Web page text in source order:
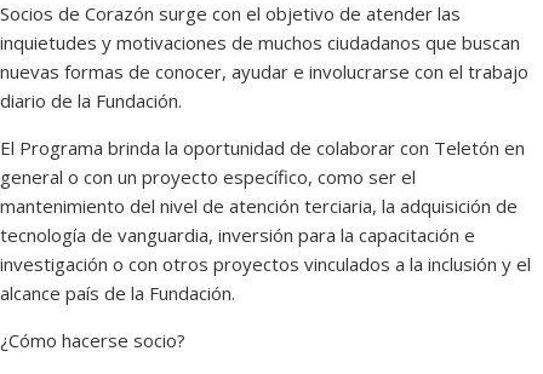
Socios de Corazón surge con el objetivo de atender las
inquietudes y motivaciones de muchos ciudadanos que buscan
nuevas formas de conocer, ayudar e involucrarse con el trabajo
diario de la Fundación.
El Programa brinda la oportunidad de colaborar con Teletón en
general o con un proyecto específico, como ser el
mantenimiento del nivel de atención terciaria, la adquisición de
tecnología de vanguardia, inversión para la capacitación e
investigación o con otros proyectos vinculados a la inclusión y el
alcance país de la Fundación.
¿Cómo hacerse socio?